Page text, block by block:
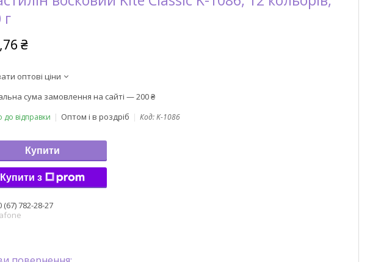
г
₴
оптові ціни
сума замовлення на сайті — 200 ₴
до відправки Оптом і в роздріб Код:K-1086
Купити
Купити з
(67) 782-28-27